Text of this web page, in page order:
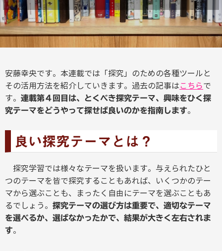
安藤幸央です。本連載では「探究」のための各種ツールと
その活用方法を紹介していきます。過去の記事はこちらで
す。 連載第４回目は、とくべき探究テーマ、興味をひく探
究テーマをどうやって探せば良いのかを指南します。
良い探究テーマとは？
探究学習では様々なテーマを扱います。与えられたひと
つのテーマを皆で探究することもあれば、いくつかのテー
マから選ぶことも、まったく自由にテーマを選ぶこともあ
るでしょう。 探究テーマの選び方は重要で、適切なテーマ
を選べるか、選ばなかったかで、結果が大きく左右されま
す。